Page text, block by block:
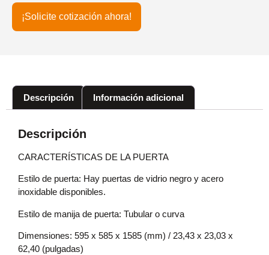
¡Solicite cotización ahora!
Descripción Información adicional
Descripción
CARACTERÍSTICAS DE LA PUERTA
Estilo de puerta: Hay puertas de vidrio negro y acero
inoxidable disponibles.
Estilo de manija de puerta: Tubular o curva
Dimensiones: 595 x 585 x 1585 (mm) / 23,43 x 23,03 x
62,40 (pulgadas)